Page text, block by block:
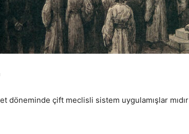
döneminde çift meclisli sistem uygulamışlar mıdır